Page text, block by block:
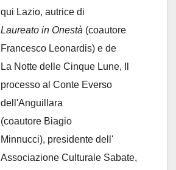
qui Lazio, autrice di
Laureato in Onestà (coautore
Francesco Leonardis) e de
La Notte delle Cinque Lune, Il
processo al Conte Everso
dell'Anguillara
(coautore Biagio
Minnucci), presidente dell'
Associazione Culturale Sabate,